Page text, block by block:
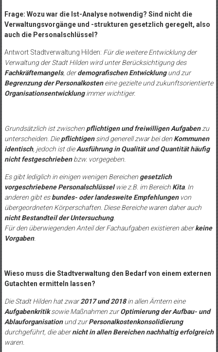
Frage: Wozu war die Ist-Analyse notwendig? Sind nicht die
Verwaltungsvorgänge und -strukturen gesetzlich geregelt, also
auch die Personalschlüssel?
Antwort Stadtverwaltung Hilden: Für die weitere Entwicklung der
Verwaltung der Stadt Hilden wird unter Berücksichtigung des
Fachkräftemangels, derdemografischen Entwicklungund zur
Begrenzung der Personalkosteneine gezielte und zukunftsorientierte
Organisationsentwicklungimmer wichtiger.
Grundsätzlich ist zwischen pflichtigen und freiwilligen Aufgabenzu
unterscheiden. Diepflichtigensind generell zwar bei den Kommunen
identisch, jedoch ist dieAusführung in Qualität und Quantität häufig
nicht festgeschriebenbzw. vorgegeben.
Es gibt lediglich in einigen wenigen Bereichen gesetzlich
vorgeschriebene Personalschlüsselwie z.B. im Bereich Kita. In
anderen gibt esbundes- oder landesweite Empfehlungenvon
übergeordneten Körperschaften. Diese Bereiche waren daher auch
nicht Bestandteil der Untersuchung.
Für den überwiegenden Anteil der Fachaufgaben existieren aberkeine
Vorgaben.
Wieso muss die Stadtverwaltung den Bedarf von einem externen
Gutachten ermitteln lassen?
Die Stadt Hilden hat zwar2017 und 2018in allen Ämtern eine
Aufgabenkritiksowie Maßnahmen zurOptimierung der Aufbau- und
Ablauforganisationund zurPersonalkostenkonsolidierung
durchgeführt, die abernicht in allen Bereichen nachhaltig erfolgreich
waren.